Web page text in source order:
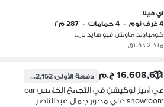
اي فيلا
4 غرف نوم
• 4 حمامات • 287 م٢
كومباوند ماونتن فيو هايد بارك، التج…
منذ 2 دقائق
16,608,611 ج.م دفعة الأولى4,152,152 ج.م
في أميز لوكيشن في التجمع الخامس car
showroom علي محور جمال عبدالناصر